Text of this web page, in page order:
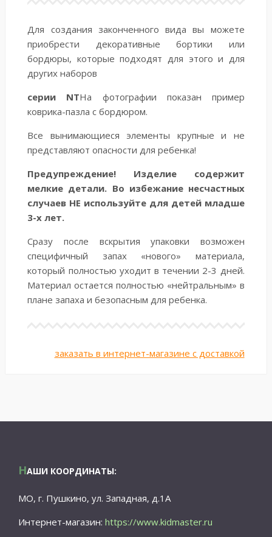
Для создания законченного вида вы можете
приобрести декоративные бортики или
бордюры, которые подходят для этого и для
других наборов
серии NTНа фотографии показан пример
коврика-пазла с бордюром.
Все вынимающиеся элементы крупные и не
представляют опасности для ребенка!
Предупреждение! Изделие содержит
мелкие детали. Во избежание несчастных
случаев НЕ используйте для детей младше
3-х лет.
Сразу после вскрытия упаковки возможен
специфичный запах «нового» материала,
который полностью уходит в течении 2-3 дней.
Материал остается полностью «нейтральным» в
плане запаха и безопасным для ребенка.
заказать в интернет-магазине с доставкой
НАШИ КООРДИНАТЫ:
МО, г. Пушкино, ул. Западная, д.1А
Интернет-магазин:https://www.kidmaster.ru